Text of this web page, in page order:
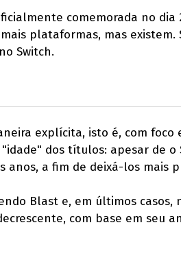
comemorada no dia
plataformas, mas existem.
Switch.
explícita, isto é, com
dos títulos: apesar de
a fim de deixá-los mais
Blast e, em últimos casos,
com base em seu